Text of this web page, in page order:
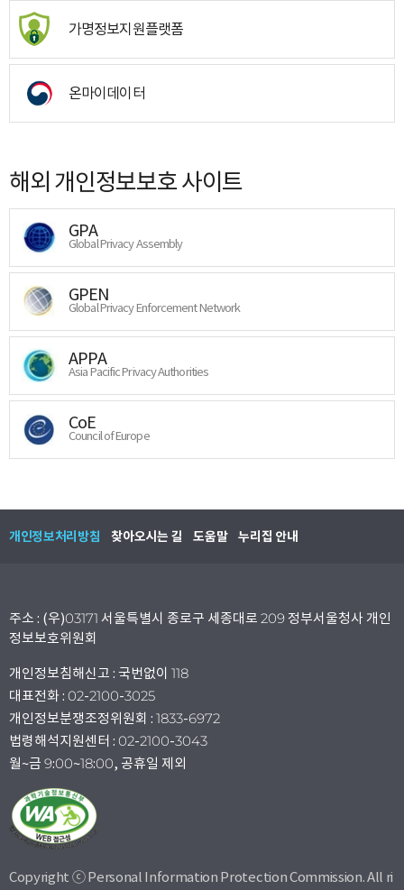
가명정보지원플랫폼
온마이데이터
해외 개인정보보호 사이트
GPA
Global Privacy Assembly
GPEN
Global Privacy Enforcement Network
APPA
Asia Pacific Privacy Authorities
CoE
Council of Europe
개인정보처리방침 찾아오시는 길 도움말 누리집 안내
주소 : (우)03171 서울특별시 종로구 세종대로 209 정부서울청사 개인
정보보호위원회
개인정보침해신고 : 국번없이 118
대표전화 : 02-2100-3025
개인정보분쟁조정위원회 : 1833-6972
법령해석지원센터 : 02-2100-3043
월~금 9:00~18:00, 공휴일 제외
Copyright ⓒ Personal Information Protection Commission. All ri